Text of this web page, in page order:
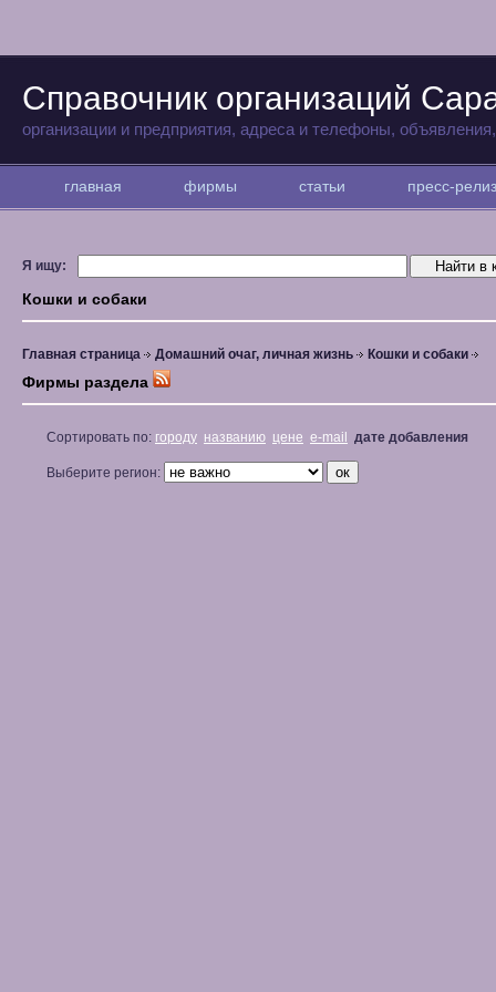
Справочник организаций
организации и предприятия, адреса и телефоны,
главная фирмы статьи пресс-
Я ищу:
Кошки и собаки
Главная страница Домашний очаг, личная жизнь Кошки и собаки
Фирмы раздела
Сортировать по: городу названию цене e-mail дате добавления
Выберите регион: